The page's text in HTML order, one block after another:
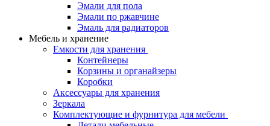
Эмали для пола
Эмали по ржавчине
Эмаль для радиаторов
Мебель и хранение
Емкости для хранения
Контейнеры
Корзины и органайзеры
Коробки
Аксессуары для хранения
Зеркала
Комплектующие и фурнитура для мебели